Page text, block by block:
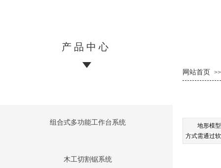
产品中心
网站首页 >>
地形模
方式需通过
组合式多功能工作台系统
木工切割锯系统